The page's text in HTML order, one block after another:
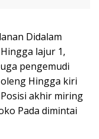
Didalam
lajur 1,
pengemudi
Hingga kiri
akhir miring
Pada dimintai